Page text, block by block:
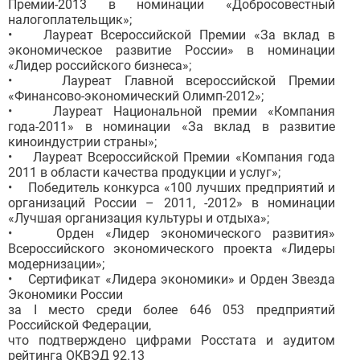
Премии-2013 в номинации «Добросовестный
налогоплательщик»;
• Лауреат Всероссийской Премии «За вклад в
экономическое развитие России» в номинации
«Лидер российского бизнеса»;
• Лауреат Главной всероссийской Премии
«Финансово-экономический Олимп-2012»;
• Лауреат Национальной премии «Компания
года-2011» в номинации «За вклад в развитие
киноиндустрии страны»;
• Лауреат Всероссийской Премии «Компания года
2011 в области качества продукции и услуг»;
• Победитель конкурса «100 лучших предприятий и
организаций России – 2011, -2012» в номинации
«Лучшая организация культуры и отдыха»;
• Орден «Лидер экономического развития»
Всероссийского экономического проекта «Лидеры
модернизации»;
• Сертификат «Лидера экономики» и Орден Звезда
Экономики России
за I место среди более 646 053 предприятий
Российской Федерации,
что подтверждено цифрами Росстата и аудитом
рейтинга ОКВЭД 92.13